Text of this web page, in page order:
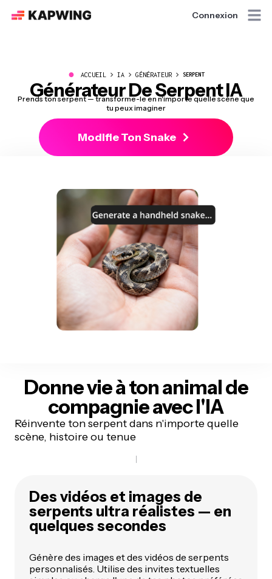
Connexion
● ACCUEIL IA GÉNÉRATEUR SERPENT
Générateur De Serpent IA
Prends ton serpent — transforme-le en n'importe quelle scène que
tu peux imaginer
Modifie Ton Snake
Donne vie à ton animal de
compagnieavec l'IA
Réinvente ton serpent dans n'importe quelle
scène, histoire ou tenue
Des vidéos et images de
serpents ultra réalistes — en
quelques secondes
Génère des images et des vidéos de serpents
personnalisés. Utilise des invites textuelles